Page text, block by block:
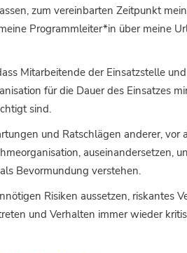
zum vereinbarten Zeitpunkt
Programmleiter*in über meine
Mitarbeitende der Einsatzstelle
für die Dauer des Einsatzes
sind.
und Ratschlägen anderer, vor
auseinandersetzen,
Bevormundung verstehen.
Risiken aussetzen, riskantes
und Verhalten immer wieder